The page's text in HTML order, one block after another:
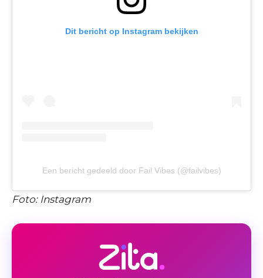
Dit bericht op Instagram bekijken
Een bericht gedeeld door Fail Vibes (@failvibes)
Foto: Instagram